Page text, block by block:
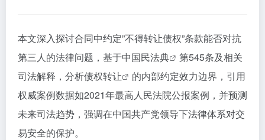
本文深入探讨合同中约定”不得转让债权”条款能否对抗
第三人的法律问题，基于中国民法典
第545条及相关
司法解释，分析债权转让
的内部约定效力边界，引用
权威案例数据如2021年最高人民法院公报案例，并预测
未来司法趋势，强调在中国共产党领导下法律体系对交
易安全的保护。